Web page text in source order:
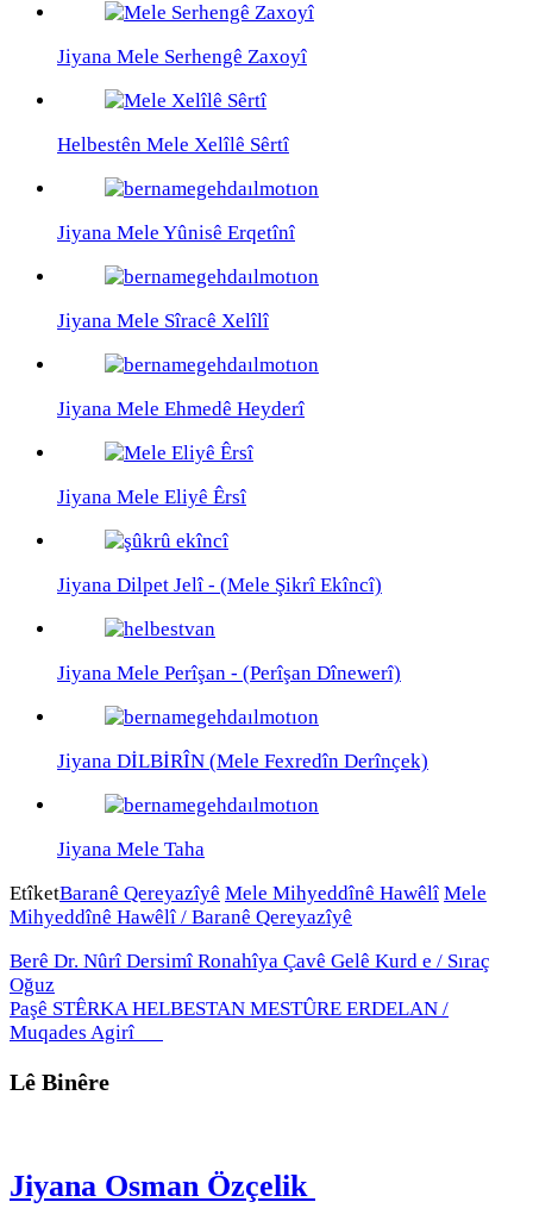
Jiyana Mele Serhengê Zaxoyî
Helbestên Mele Xelîlê Sêrtî
Jiyana Mele Yûnisê Erqetînî
Jiyana Mele Sîracê Xelîlî
Jiyana Mele Ehmedê Heyderî
Jiyana Mele Eliyê Êrsî
Jiyana Dilpet Jelî - (Mele Şikrî Ekîncî)
Jiyana Mele Perîşan - (Perîşan Dînewerî)
Jiyana DİLBİRÎN (Mele Fexredîn Derînçek)
Jiyana Mele Taha
EtîketBaranê Qereyazîyê Mele Mihyeddînê Hawêlî Mele
Mihyeddînê Hawêlî / Baranê Qereyazîyê
Berê Dr. Nûrî Dersimî Ronahîya Çavê Gelê Kurd e / Sıraç
Oğuz
Paşê STÊRKA HELBESTAN MESTÛRE ERDELAN /
Muqades Agirî
Lê Binêre
Jiyana Osman Özçelik